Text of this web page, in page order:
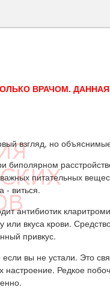
ВРАЧОМ.
взгляд, но
биполярном
питательных
- виться.
антибиотик
или вкуса крови.
привкус.
вы не устали. Это
Редкое